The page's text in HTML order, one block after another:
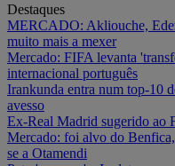
Destaques
MERCADO: Akliouche,
muito mais a mexer
Mercado: FIFA levanta
internacional português
Irankunda entra num top-10
avesso
Ex-Real Madrid sugerido ao
Mercado: foi alvo do
se a Otamendi